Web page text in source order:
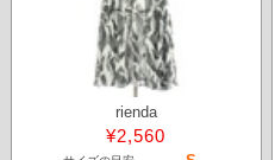
rienda
¥2,560